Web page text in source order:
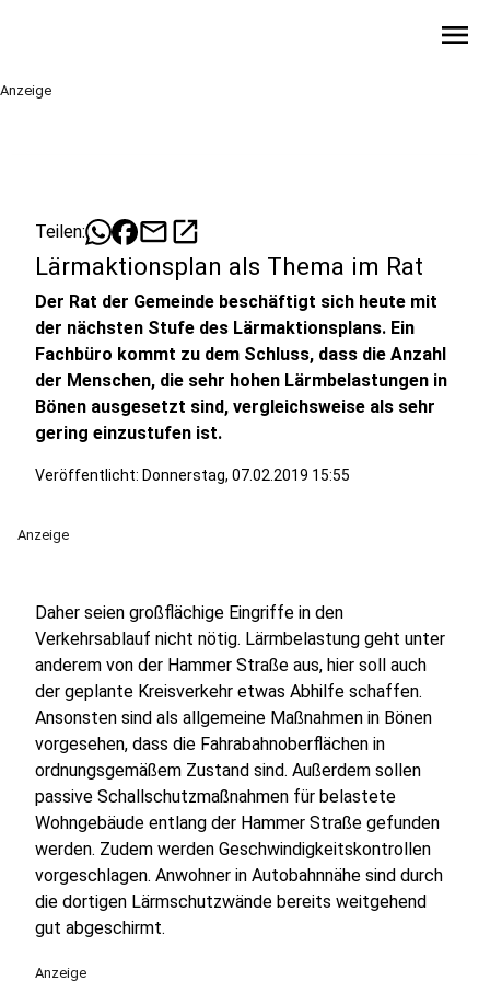
menu
Anzeige
Teilen: mailopen_in_new
Lärmaktionsplan als Thema im Rat
Der Rat der Gemeinde beschäftigt sich heute mit
der nächsten Stufe des Lärmaktionsplans. Ein
Fachbüro kommt zu dem Schluss, dass die Anzahl
der Menschen, die sehr hohen Lärmbelastungen in
Bönen ausgesetzt sind, vergleichsweise als sehr
gering einzustufen ist.
Veröffentlicht: Donnerstag, 07.02.2019 15:55
Anzeige
Daher seien großflächige Eingriffe in den
Verkehrsablauf nicht nötig. Lärmbelastung geht unter
anderem von der Hammer Straße aus, hier soll auch
der geplante Kreisverkehr etwas Abhilfe schaffen.
Ansonsten sind als allgemeine Maßnahmen in Bönen
vorgesehen, dass die Fahrabahnoberflächen in
ordnungsgemäßem Zustand sind. Außerdem sollen
passive Schallschutzmaßnahmen für belastete
Wohngebäude entlang der Hammer Straße gefunden
werden. Zudem werden Geschwindigkeitskontrollen
vorgeschlagen. Anwohner in Autobahnnähe sind durch
die dortigen Lärmschutzwände bereits weitgehend
gut abgeschirmt.
Anzeige